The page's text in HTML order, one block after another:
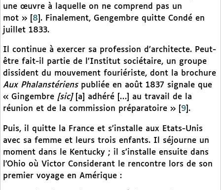
une œuvre à laquelle on ne comprend pas un
mot »
8 . Finalement, Gengembre quitte Condé en
juillet 1833.
Il continue à exercer sa profession d’architecte. Peut-
être fait-il partie de l’Institut sociétaire, un groupe
dissident du mouvement fouriériste, dont la brochure
Aux Phalanstériens publiée en août 1837 signale que
« Gingembre [sic][a] adhéré […] au travail de la
réunion et de la commission préparatoire »
9 .
Puis, il quitte la France et s’installe aux Etats-Unis
avec sa femme et leurs trois enfants. Il séjourne un
moment dans le Kentucky ; il s’installe ensuite dans
l’Ohio où Victor Considerant le rencontre lors de son
premier voyage en Amérique :